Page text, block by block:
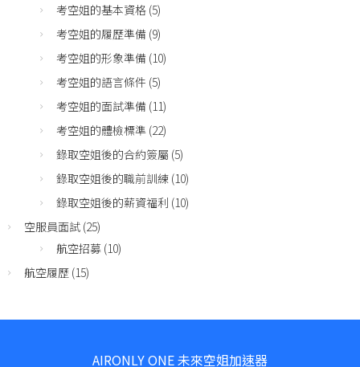
考空姐的基本資格 (5)
考空姐的履歷準備 (9)
考空姐的形象準備 (10)
考空姐的語言條件 (5)
考空姐的面試準備 (11)
考空姐的體檢標準 (22)
錄取空姐後的合約簽屬 (5)
錄取空姐後的職前訓練 (10)
錄取空姐後的薪資福利 (10)
空服員面試 (25)
航空招募 (10)
航空履歷 (15)
AIRONLY ONE 未來空姐加速器